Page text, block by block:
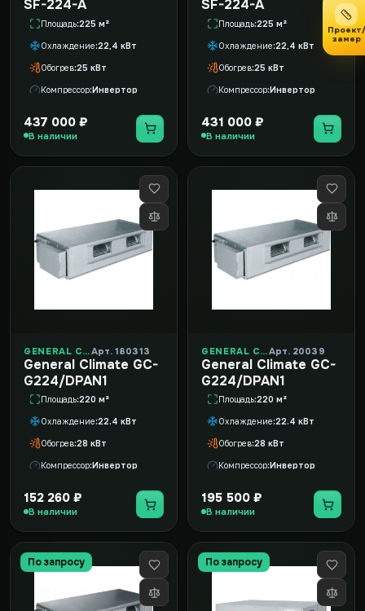
SF-224-А
Площадь 225 м²
Охлаждение 22,4 кВт
Обогрев 25 кВт
Компрессор Инвертор
437 000 ₽
В наличии
SF-224-А
Площадь 225 м²
Охлаждение 22,4 кВт
Обогрев 25 кВт
Компрессор Инвертор
431 000 ₽
В наличии
GENERAL CLIMATEАрт. 180313
General Climate GC-
G224/DPAN1
Площадь 220 м²
Охлаждение 22.4 кВт
Обогрев 28 кВт
Компрессор Инвертор
152 260 ₽
В наличии
GENERAL CLIMATEАрт. 20039
General Climate GC-
G224/DPAN1
Площадь 220 м²
Охлаждение 22.4 кВт
Обогрев 28 кВт
Компрессор Инвертор
195 500 ₽
В наличии
По запросу По запросу
Проект/
замер